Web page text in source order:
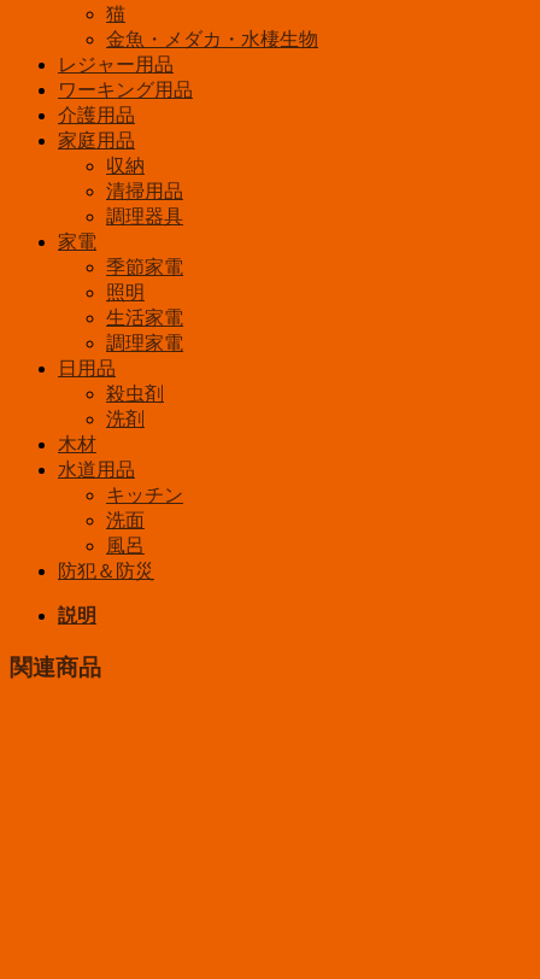
猫
金魚・メダカ・水棲生物
レジャー用品
ワーキング用品
介護用品
家庭用品
収納
清掃用品
調理器具
家電
季節家電
照明
生活家電
調理家電
日用品
殺虫剤
洗剤
木材
水道用品
キッチン
洗面
風呂
防犯＆防災
説明
関連商品